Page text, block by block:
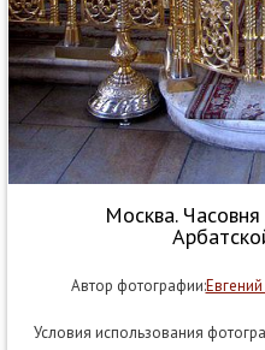
Москва.
Автор фотографии:
Условия использования